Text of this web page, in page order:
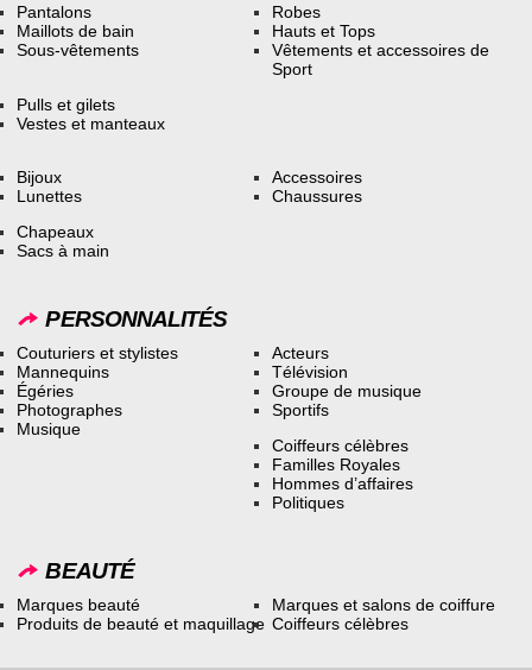
Pantalons
Maillots de bain
Sous-vêtements
Robes
Hauts et Tops
Vêtements et accessoires de
Sport
Pulls et gilets
Vestes et manteaux
Bijoux
Lunettes
Accessoires
Chaussures
Chapeaux
Sacs à main
PERSONNALITÉS
Couturiers et stylistes
Mannequins
Égéries
Photographes
Musique
Acteurs
Télévision
Groupe de musique
Sportifs
Coiffeurs célèbres
Familles Royales
Hommes d’affaires
Politiques
BEAUTÉ
Marques beauté
Produits de beauté et maquillage
Marques et salons de coiffure
Coiffeurs célèbres